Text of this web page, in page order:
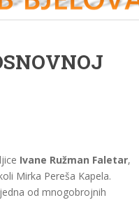
Ivane Ružman Faletar,
Mirka Pereša Kapela.
od mnogobrojnih